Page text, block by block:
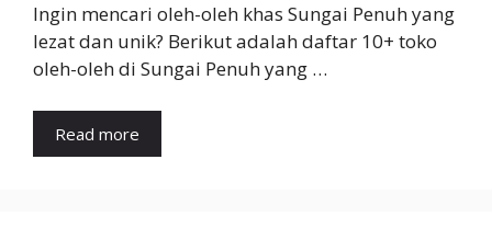
Ingin mencari oleh-oleh khas Sungai Penuh yang
lezat dan unik? Berikut adalah daftar 10+ toko
oleh-oleh di Sungai Penuh yang …
Read more